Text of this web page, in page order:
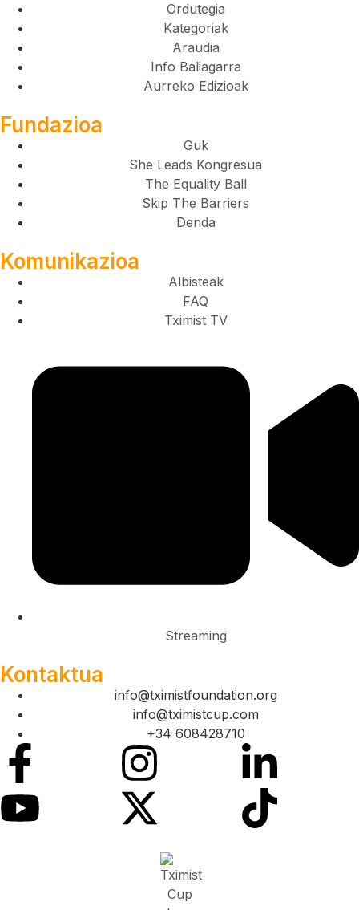
Ordutegia
Kategoriak
Araudia
Info Baliagarra
Aurreko Edizioak
Fundazioa
Guk
She Leads Kongresua
The Equality Ball
Skip The Barriers
Denda
Komunikazioa
Albisteak
FAQ
Tximist TV
Streaming
Kontaktua
info@tximistfoundation.org
info@tximistcup.com
+34 608428710